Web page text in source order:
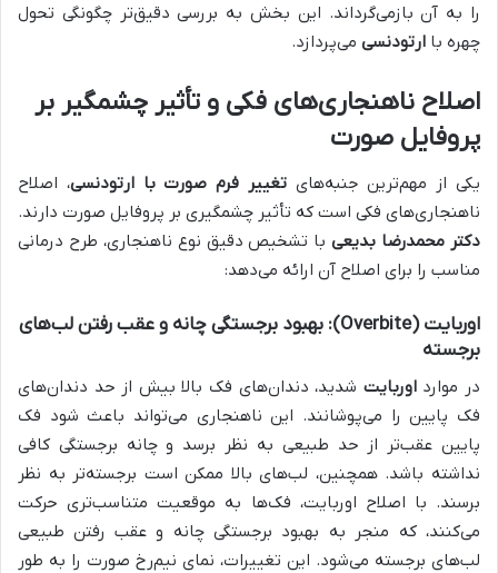
را به آن بازمی‌گرداند. این بخش به بررسی دقیق‌تر چگونگی تحول
چهره با ارتودنسی می‌پردازد.
اصلاح ناهنجاری‌های فکی و تأثیر چشمگیر بر
پروفایل صورت
یکی از مهم‌ترین جنبه‌هایتغییر فرم صورت با ارتودنسی، اصلاح
ناهنجاری‌های فکی است که تأثیر چشمگیری بر پروفایل صورت دارند.
دکتر محمدرضا بدیعیبا تشخیص دقیق نوع ناهنجاری، طرح درمانی
مناسب را برای اصلاح آن ارائه می‌دهد:
اوربایت (Overbite): بهبود برجستگی چانه و عقب رفتن لب‌های
برجسته
در موارداوربایت شدید، دندان‌های فک بالا بیش از حد دندان‌های
فک پایین را می‌پوشانند. این ناهنجاری می‌تواند باعث شود فک
پایین عقب‌تر از حد طبیعی به نظر برسد و چانه برجستگی کافی
نداشته باشد. همچنین، لب‌های بالا ممکن است برجسته‌تر به نظر
برسند. با اصلاح اوربایت، فک‌ها به موقعیت متناسب‌تری حرکت
می‌کنند، که منجر به بهبود برجستگی چانه و عقب رفتن طبیعی
لب‌های برجسته می‌شود. این تغییرات، نمای نیم‌رخ صورت را به طور